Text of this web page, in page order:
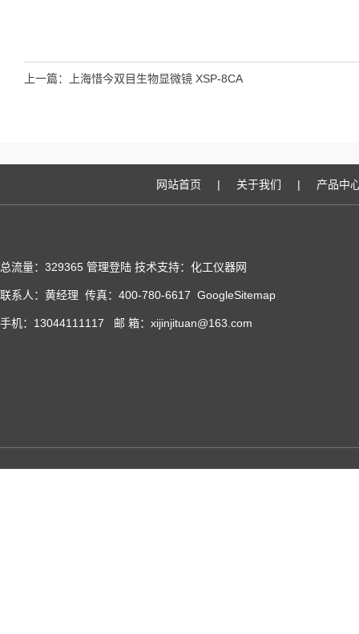
上一篇： 上海惜今双目生物显微镜 XSP-8CA
网站首页 | 关于我们 | 产品中
总流量：329365 管理登陆 技术支持：化工仪器网
联系人：黄经理 传真：400-780-6617 GoogleSitemap
手机：13044111117 邮 箱：xijinjituan@163.com